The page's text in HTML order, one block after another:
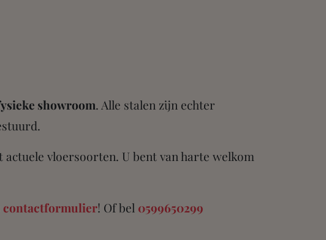
showroom. Alle stalen zijn echter
vloersoorten. U bent van harte welkom
contactformulier! Of bel 0599650299